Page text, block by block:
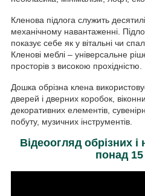
Кленова підлога служить
механічному навантаженні.
показує себе як у вітальні чи
Кленові меблі – універсальне
просторів з високою прохідністю.
Дошка обрізна клена
дверей і дверних коробок,
декоративних елементів,
побуту, музичних інструментів.
Відеоогляд обрізних і
понад 15